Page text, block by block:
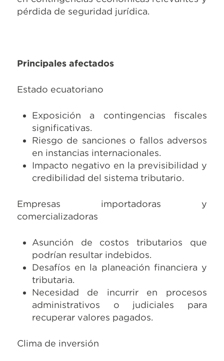
pérdida de seguridad jurídica.
Principales afectados
Estado ecuatoriano
Exposición a contingencias fiscales
significativas.
Riesgo de sanciones o fallos adversos
en instancias internacionales.
Impacto negativo en la previsibilidad y
credibilidad del sistema tributario.
Empresas importadoras y
comercializadoras
Asunción de costos tributarios que
podrían resultar indebidos.
Desafíos en la planeación financiera y
tributaria.
Necesidad de incurrir en procesos
administrativos o judiciales para
recuperar valores pagados.
Clima de inversión